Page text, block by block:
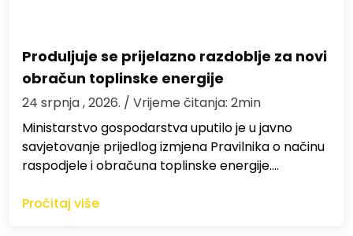
Produljuje se prijelazno razdoblje za novi
obračun toplinske energije
24 srpnja , 2026. / Vrijeme čitanja: 2min
Ministarstvo gospodarstva uputilo je u javno
savjetovanje prijedlog izmjena Pravilnika o načinu
raspodjele i obračuna toplinske energije.…
Pročitaj više